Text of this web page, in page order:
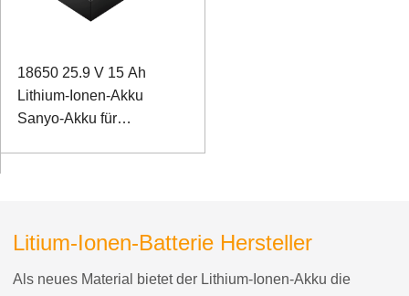
18650 25.9 V 15 Ah
Lithium-Ionen-Akku
Sanyo-Akku für
Litium-Ionen-Batterie Hersteller
Als neues Material bietet der Lithium-Ionen-Akku die